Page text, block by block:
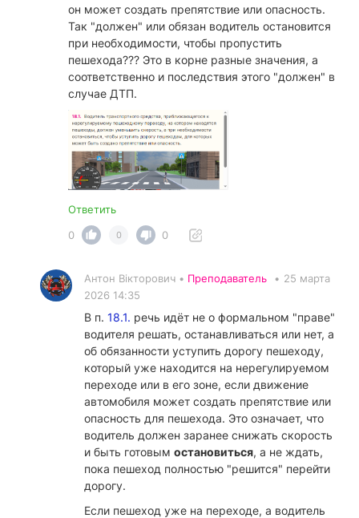
он может создать препятствие или опасность.
Так "должен" или обязан водитель остановится
при необходимости, чтобы пропустить
пешехода??? Это в корне разные значения, а
соответственно и последствия этого "должен" в
случае ДТП.
Ответить
0
0 0
Антон Вікторович • Преподаватель • 25 марта
2026 14:35
В п. 18.1. речь идёт не о формальном "праве"
водителя решать, останавливаться или нет, а
об обязанности уступить дорогу пешеходу,
который уже находится на нерегулируемом
переходе или в его зоне, если движение
автомобиля может создать препятствие или
опасность для пешехода. Это означает, что
водитель должен заранее снижать скорость
и быть готовым остановиться, а не ждать,
пока пешеход полностью "решится" перейти
дорогу.
Если пешеход уже на переходе, а водитель